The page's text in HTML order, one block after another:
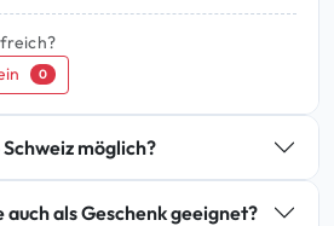
0
möglich?
auch als Geschenk geeignet?